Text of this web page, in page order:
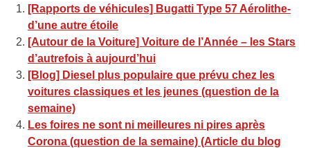
[Rapports de véhicules] Bugatti Type 57 Aérolithe-
d’une autre étoile
[Autour de la Voiture] Voiture de l’Année – les Stars
d’autrefois à aujourd’hui
[Blog] Diesel plus populaire que prévu chez les
voitures classiques et les jeunes (question de la
semaine)
Les foires ne sont ni meilleures ni pires après
Corona (question de la semaine) (Article du blog